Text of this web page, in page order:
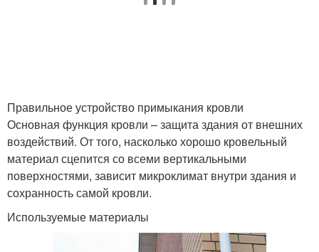
Правильное устройство примыкания кровли
Основная функция кровли – защита здания от внешних
воздействий. От того, насколько хорошо кровельный
материал сцепится со всеми вертикальными
поверхностями, зависит микроклимат внутри здания и
сохранность самой кровли.
Используемые материалы